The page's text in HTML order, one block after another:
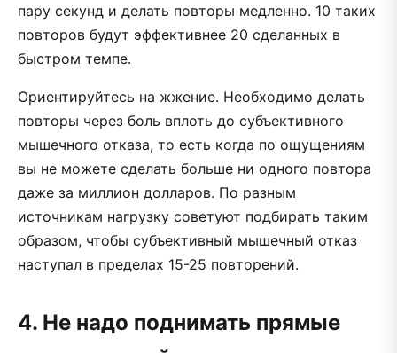
пару секунд и делать повторы медленно. 10 таких
повторов будут эффективнее 20 сделанных в
быстром темпе.
Ориентируйтесь на жжение. Необходимо делать
повторы через боль вплоть до субъективного
мышечного отказа, то есть когда по ощущениям
вы не можете сделать больше ни одного повтора
даже за миллион долларов. По разным
источникам нагрузку советуют подбирать таким
образом, чтобы субъективный мышечный отказ
наступал в пределах 15-25 повторений.
4. Не надо поднимать прямые